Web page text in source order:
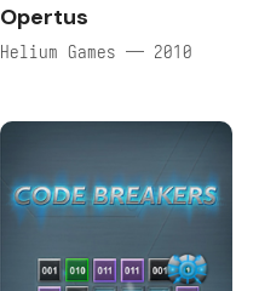
Opertus
Helium Games — 2010